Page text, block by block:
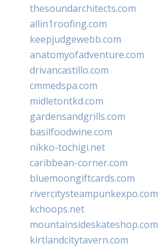
thesoundarchitects.com
allin1roofing.com
keepjudgewebb.com
anatomyofadventure.com
drivancastillo.com
cmmedspa.com
midletontkd.com
gardensandgrills.com
basilfoodwine.com
nikko-tochigi.net
caribbean-corner.com
bluemoongiftcards.com
rivercitysteampunkexpo.com
kchoops.net
mountainsideskateshop.com
kirtlandcitytavern.com